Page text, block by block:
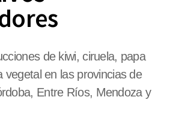
de kiwi, ciruela, papa
vegetal en las provincias de
Entre Ríos, Mendoza y